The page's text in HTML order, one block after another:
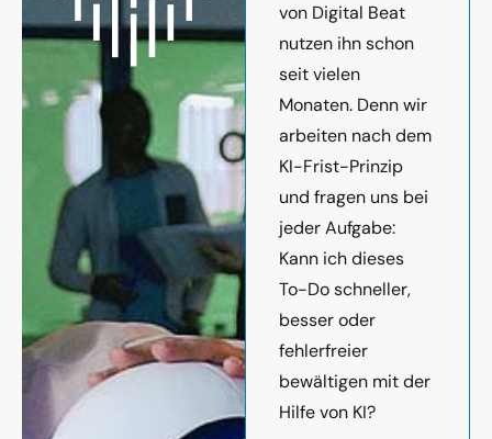
von Digital Beat
nutzen ihn schon
seit vielen
Monaten. Denn wir
arbeiten nach dem
KI-Frist-Prinzip
und fragen uns bei
jeder Aufgabe:
Kann ich dieses
To-Do schneller,
besser oder
fehlerfreier
bewältigen mit der
Hilfe von KI?